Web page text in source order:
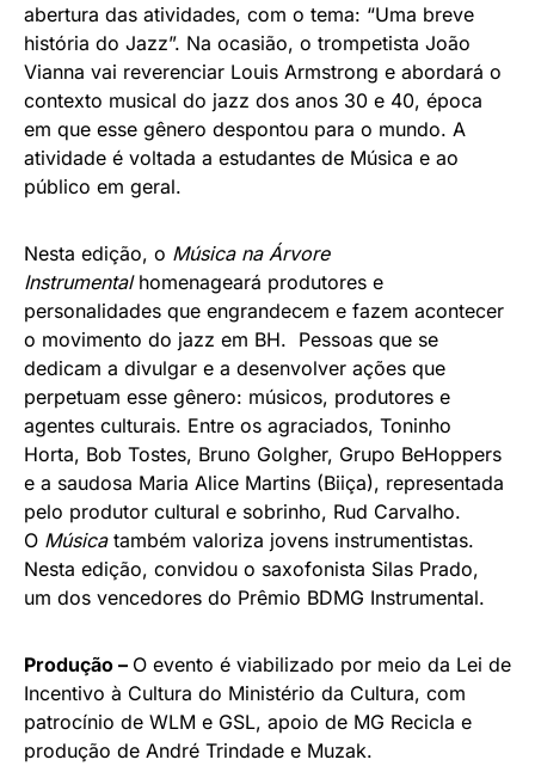
abertura das atividades, com o tema: “Uma breve
história do Jazz”. Na ocasião, o trompetista João
Vianna vai reverenciar Louis Armstrong e abordará o
contexto musical do jazz dos anos 30 e 40, época
em que esse gênero despontou para o mundo. A
atividade é voltada a estudantes de Música e ao
público em geral.
Nesta edição, o Música na Árvore
Instrumentalhomenageará produtores e
personalidades que engrandecem e fazem acontecer
o movimento do jazz em BH. Pessoas que se
dedicam a divulgar e a desenvolver ações que
perpetuam esse gênero: músicos, produtores e
agentes culturais. Entre os agraciados, Toninho
Horta, Bob Tostes, Bruno Golgher, Grupo BeHoppers
e a saudosa Maria Alice Martins (Biiça), representada
pelo produtor cultural e sobrinho, Rud Carvalho.
O Música também valoriza jovens instrumentistas.
Nesta edição, convidou o saxofonista Silas Prado,
um dos vencedores do Prêmio BDMG Instrumental.
Produção – O evento é viabilizado por meio da Lei de
Incentivo à Cultura do Ministério da Cultura, com
patrocínio de WLM e GSL, apoio de MG Recicla e
produção de André Trindade e Muzak.